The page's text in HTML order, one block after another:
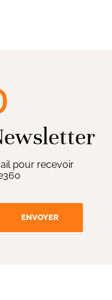
pour recevoir
ENVOYER